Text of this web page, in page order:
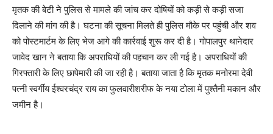
मृतक की बेटी ने पुलिस से मामले की जांच कर दोषियों को कड़ी से कड़ी सजा
दिलाने की मांग की है। घटना की सूचना मिलते ही पुलिस मौके पर पहुंची और शव
को पोस्टमार्टम के लिए भेज आगे की कार्रवाई शुरू कर दी है। गोपालपुर थानेदार
जावेद खान ने बताया कि अपराधियों की पहचान कर ली गई है। अपराधियों की
गिरफ्तारी के लिए छापेमारी की जा रही है। बताया जाता है कि मृतक मनोरमा देवी
पत्नी स्वर्गीय ईश्वरचंद्र राय का फुलवारीशरीफ के नया टोला में पुश्तैनी मकान और
जमीन है।